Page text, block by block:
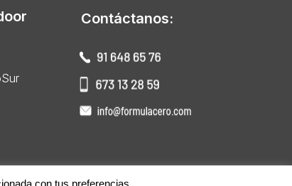
Contáctanos:
con tus preferencias.